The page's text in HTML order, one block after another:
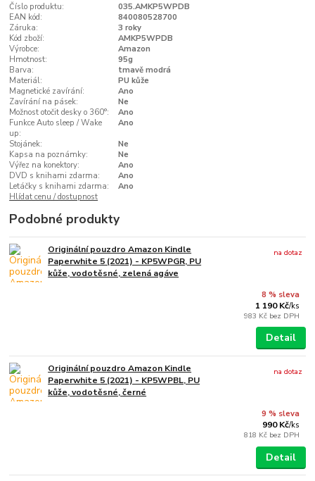
Číslo produktu:
035.AMKP5WPDB
EAN kód:
840080528700
Záruka:
3 roky
Kód zboží:
AMKP5WPDB
Výrobce:
Amazon
Hmotnost:
95g
Barva:
tmavě modrá
Materiál:
PU kůže
Magnetické zavírání:
Ano
Zavírání na pásek:
Ne
Možnost otočit desky o 360°:
Ano
Funkce Auto sleep / Wake
up:
Ano
Stojánek:
Ne
Kapsa na poznámky:
Ne
Výřez na konektory:
Ano
DVD s knihami zdarma:
Ano
Letáčky s knihami zdarma:
Ano
Hlídat cenu / dostupnost
Podobné produkty
Originální pouzdro Amazon Kindle
Paperwhite 5 (2021) - KP5WPGR, PU
kůže, vodotěsné, zelená agáve
8 % sleva
1 190 Kč/ks
983 Kč bez DPH
na dotaz
Detail
Originální pouzdro Amazon Kindle
Paperwhite 5 (2021) - KP5WPBL, PU
kůže, vodotěsné, černé
9 % sleva
990 Kč/ks
818 Kč bez DPH
na dotaz
Detail